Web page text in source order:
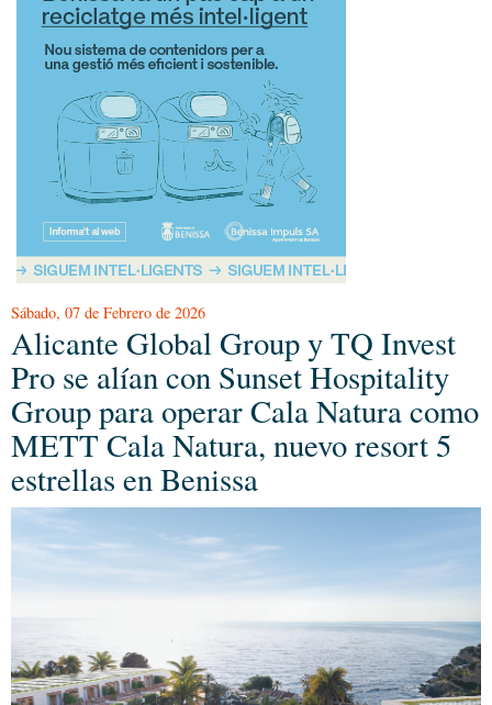
Sábado, 07 de Febrero de 2026
Alicante Global Group y TQ Invest
Pro se alían con Sunset Hospitality
Group para operar Cala Natura como
METT Cala Natura, nuevo resort 5
estrellas en Benissa